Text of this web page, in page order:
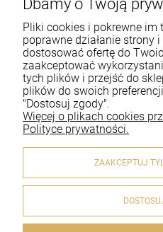
Moje
Płatności
O
© 2020 artykulyreligijne.pl .
Styl graficzny i aplikacje
Pliki cookies i pokrewne
poprawne działanie strony
dostosować ofertę do
zaakceptować
tych plików i przejść do
plików do swoich
"Dostosuj zgody".
Więcej o plikach cookies
Polityce prywatności.
ZAAKCEPTUJ